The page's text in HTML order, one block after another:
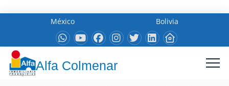
México Bolivia
Alfa Colmenar